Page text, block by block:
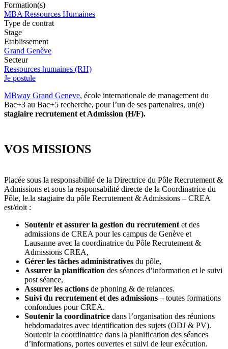
Formation(s)
MBA Ressources Humaines
Type de contrat
Stage
Etablissement
Grand Genève
Secteur
Ressources humaines (RH)
Je postule
MBway Grand Geneve, école internationale de management du
Bac+3 au Bac+5 recherche, pour l’un de ses partenaires, un(e)
stagiaire recrutement et Admission (H/F).
VOS MISSIONS
Placée sous la responsabilité de la Directrice du Pôle Recrutement &
Admissions et sous la responsabilité directe de la Coordinatrice du
Pôle, le.la stagiaire du pôle Recrutement & Admissions – CREA
est/doit :
Soutenir et assurer la gestion du recrutement et des
admissions de CREA pour les campus de Genève et
Lausanne avec la coordinatrice du Pôle Recrutement &
Admissions CREA,
Gérer les tâches administratives du pôle,
Assurer la planification des séances d’information et le suivi
post séance,
Assurer les actions de phoning & de relances.
Suivi du recrutement et des admissions – toutes formations
confondues pour CREA.
Soutenir la coordinatrice dans l’organisation des réunions
hebdomadaires avec identification des sujets (ODJ & PV).
Soutenir la coordinatrice dans la planification des séances
d’informations, portes ouvertes et suivi de leur exécution.